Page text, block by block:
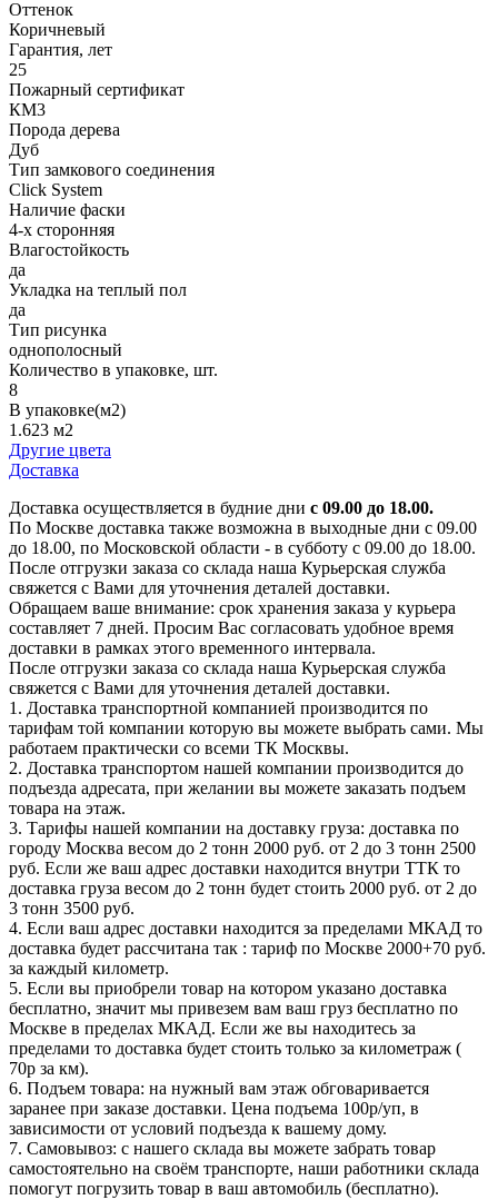
Оттенок
Коричневый
Гарантия, лет
25
Пожарный сертификат
КМ3
Порода дерева
Дуб
Тип замкового соединения
Click System
Наличие фаски
4-х сторонняя
Влагостойкость
да
Укладка на теплый пол
да
Тип рисунка
однополосный
Количество в упаковке, шт.
8
В упаковке(м2)
1.623 м2
Другие цвета
Доставка
Доставка осуществляется в будние дни с 09.00 до 18.00.
По Москве доставка также возможна в выходные дни с 09.00
до 18.00, по Московской области - в субботу с 09.00 до 18.00.
После отгрузки заказа со склада наша Курьерская служба
свяжется с Вами для уточнения деталей доставки.
Обращаем ваше внимание: срок хранения заказа у курьера
составляет 7 дней. Просим Вас согласовать удобное время
доставки в рамках этого временного интервала.
После отгрузки заказа со склада наша Курьерская служба
свяжется с Вами для уточнения деталей доставки.
1. Доставка транспортной компанией производится по
тарифам той компании которую вы можете выбрать сами. Мы
работаем практически со всеми ТК Москвы.
2. Доставка транспортом нашей компании производится до
подъезда адресата, при желании вы можете заказать подъем
товара на этаж.
3. Тарифы нашей компании на доставку груза: доставка по
городу Москва весом до 2 тонн 2000 руб. от 2 до 3 тонн 2500
руб. Если же ваш адрес доставки находится внутри ТТК то
доставка груза весом до 2 тонн будет стоить 2000 руб. от 2 до
3 тонн 3500 руб.
4. Если ваш адрес доставки находится за пределами МКАД то
доставка будет рассчитана так : тариф по Москве 2000+70 руб.
за каждый километр.
5. Если вы приобрели товар на котором указано доставка
бесплатно, значит мы привезем вам ваш груз бесплатно по
Москве в пределах МКАД. Если же вы находитесь за
пределами то доставка будет стоить только за километраж (
70р за км).
6. Подъем товара: на нужный вам этаж обговаривается
заранее при заказе доставки. Цена подъема 100р/уп, в
зависимости от условий подъезда к вашему дому.
7. Самовывоз: с нашего склада вы можете забрать товар
самостоятельно на своём транспорте, наши работники склада
помогут погрузить товар в ваш автомобиль (бесплатно).